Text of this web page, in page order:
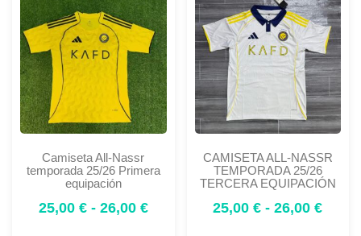
Camiseta All-Nassr
temporada 25/26 Primera
equipación
25,00 € - 26,00 €
CAMISETA ALL-NASSR
TEMPORADA 25/26
TERCERA EQUIPACIÓN
25,00€ - 26,00€